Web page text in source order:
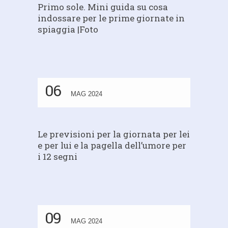
Primo sole. Mini guida su cosa
indossare per le prime giornate in
spiaggia |Foto
06 MAG 2024
Le previsioni per la giornata per lei
e per lui e la pagella dell’umore per
i 12 segni
09 MAG 2024